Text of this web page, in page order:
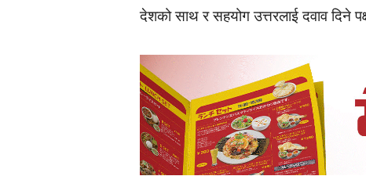
देशको साथ र सहयोग उत्तरलाई दवाव दिने